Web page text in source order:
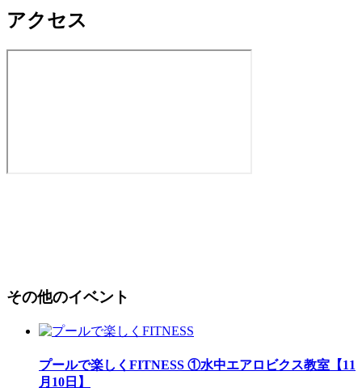
アクセス
その他のイベント
プールで楽しくFITNESS ①水中エアロビクス教室【11
月10日】